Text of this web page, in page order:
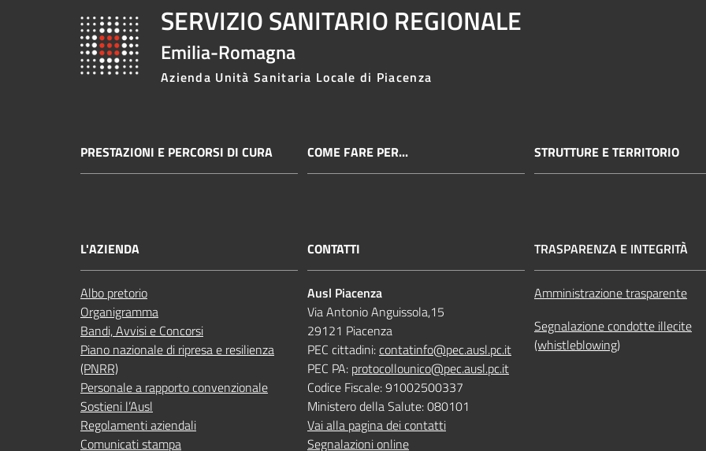
SERVIZIO SANITARIO REGIONALE
Emilia-Romagna
Azienda Unità Sanitaria Locale di Piacenza
PRESTAZIONI E PERCORSI DI CURA COME FARE PER... STRUTTURE E TERRITORIO
L'AZIENDA
Albo pretorio
Organigramma
Bandi, Avvisi e Concorsi
Piano nazionale di ripresa e resilienza
(PNRR)
Personale a rapporto convenzionale
Sostieni l’Ausl
Regolamenti aziendali
Comunicati stampa
CONTATTI
Ausl Piacenza
Via Antonio Anguissola,15
29121 Piacenza
PEC cittadini:contatinfo@pec.ausl.pc.it
PEC PA: protocollounico@pec.ausl.pc.it
Codice Fiscale: 91002500337
Ministero della Salute: 080101
Vai alla pagina dei contatti
Segnalazioni online
TRASPARENZA E INTEGRITÀ
Amministrazione trasparente
Segnalazione condotte illecite
(whistleblowing)